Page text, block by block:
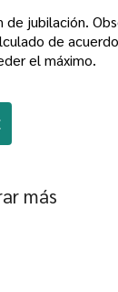
jubilación.
de
el máximo.
más